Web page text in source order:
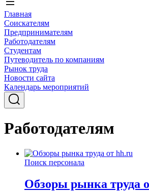
Главная
Соискателям
Предпринимателям
Работодателям
Студентам
Путеводитель по компаниям
Рынок труда
Новости сайта
Календарь мероприятий
Работодателям
Поиск персонала
Обзоры рынка труда